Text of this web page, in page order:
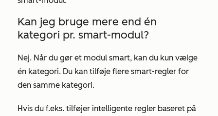
Kan jeg bruge mere end én
kategori pr. smart-modul?
Nej. Når du gør et modul smart, kan du kun vælge
én kategori. Du kan tilføje flere smart-regler for
den samme kategori.
Hvis du f.eks. tilføjer intelligente regler baseret på